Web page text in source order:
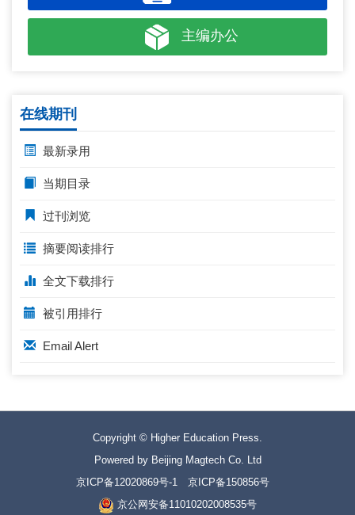
主编办公
在线期刊
最新录用
当期目录
过刊浏览
摘要阅读排行
全文下载排行
被引用排行
Email Alert
Copyright © Higher Education Press.
Powered by Beijing Magtech Co. Ltd
京ICP备12020869号-1
京ICP备150856号
京公网安备11010202008535号